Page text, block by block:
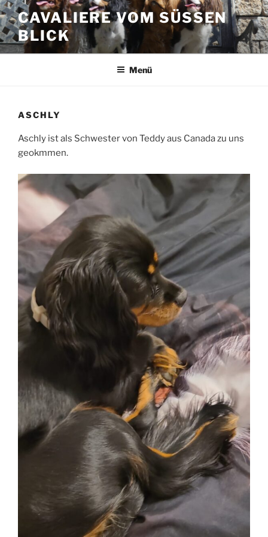
Zum
Inhalt
springen
CAVALIERE VOM SÜSSEN B
LICK
Menü
ASCHLY
Aschly ist als Schwester von Teddy aus Canada zu uns
geokmmen.